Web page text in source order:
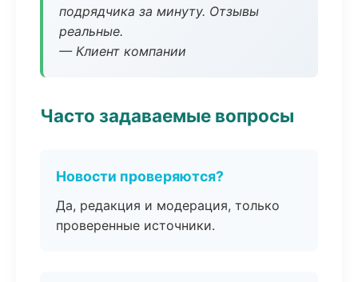
подрядчика за минуту. Отзывы
реальные.
— Клиент компании
Часто задаваемые вопросы
Новости проверяются?
Да, редакция и модерация, только
проверенные источники.